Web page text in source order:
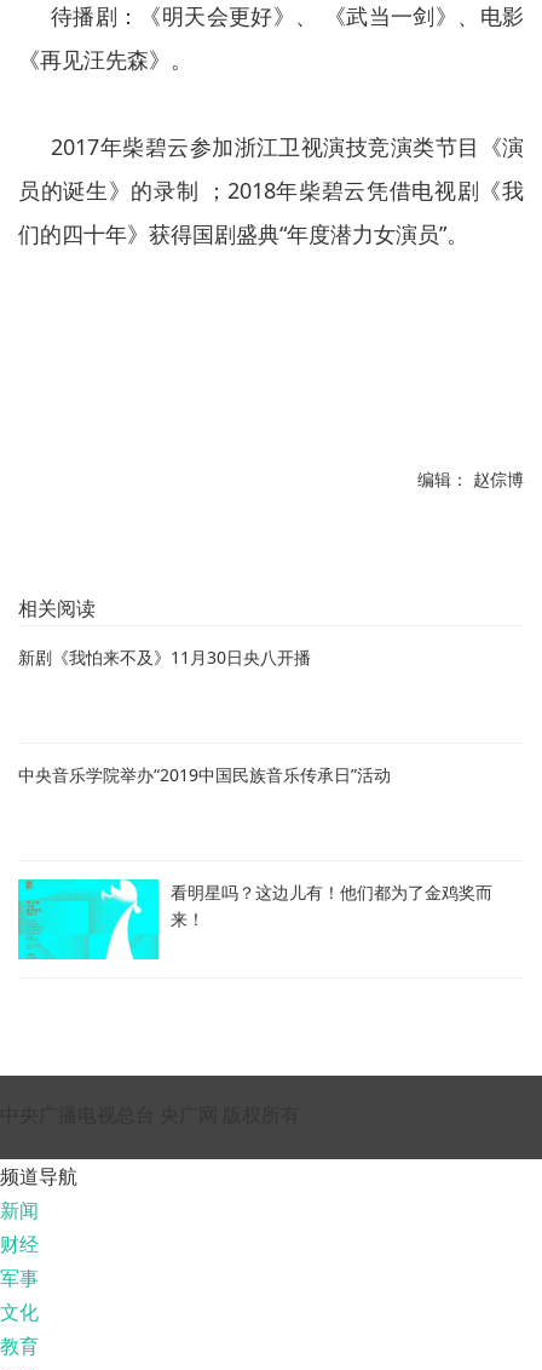
待播剧：《明天会更好》、 《武当一剑》、电影
《再见汪先森》。
2017年柴碧云参加浙江卫视演技竞演类节目《演
员的诞生》的录制 ；2018年柴碧云凭借电视剧《我
们的四十年》获得国剧盛典“年度潜力女演员”。
编辑： 赵倧博
相关阅读
新剧《我怕来不及》11月30日央八开播
中央音乐学院举办“2019中国民族音乐传承日”活动
看明星吗？这边儿有！他们都为了金鸡奖而
来！
频道导航
新闻
财经
军事
文化
教育